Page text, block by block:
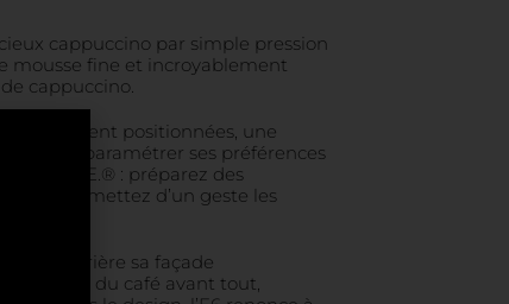
cappuccino par simple pression
mousse fine et incroyablement
cappuccino.
idéalement positionnées, une
que de paramétrer ses préférences
J.O.E.® : préparez des
ou transmettez d’un geste les
derrière sa façade
la qualité du café avant tout,